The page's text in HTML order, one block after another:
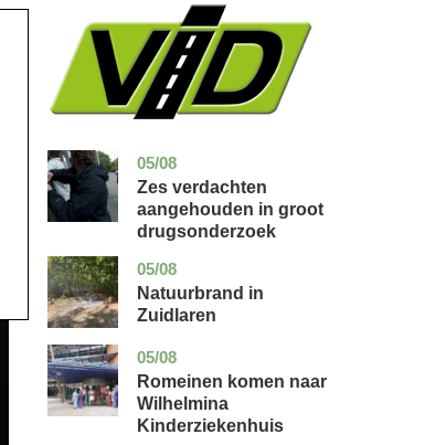
05/08
zuid-
holland
nieuws
Zes verdachten
aangehouden in groot
drugsonderzoek
05/08
drenthe
nieuws
Natuurbrand in
Zuidlaren
05/08
utrecht
nieuws
Romeinen komen naar
Wilhelmina
Kinderziekenhuis